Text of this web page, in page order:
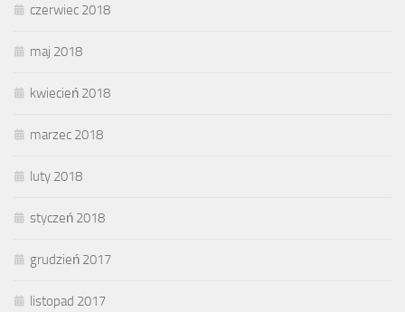
czerwiec 2018
maj 2018
kwiecień 2018
marzec 2018
luty 2018
styczeń 2018
grudzień 2017
listopad 2017